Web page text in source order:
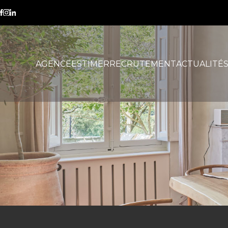
AGENCEESTIMERRECRUTEMENTACTUALITÉS
La Duranne